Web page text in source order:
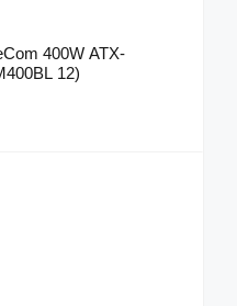
400W ATX-
12)